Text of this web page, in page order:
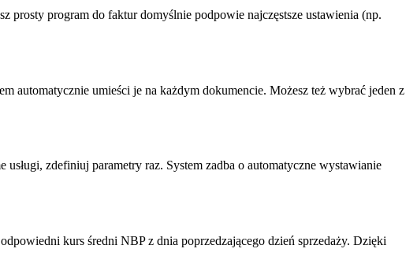
prosty program do fakturdomyślnie podpowie najczęstsze ustawienia (np.
automatycznie umieści je na każdym dokumencie. Możesz też wybrać jeden z
zdefiniuj parametry raz. System zadba o automatyczne wystawianie
kurs średni NBP z dnia poprzedzającego dzień sprzedaży. Dzięki